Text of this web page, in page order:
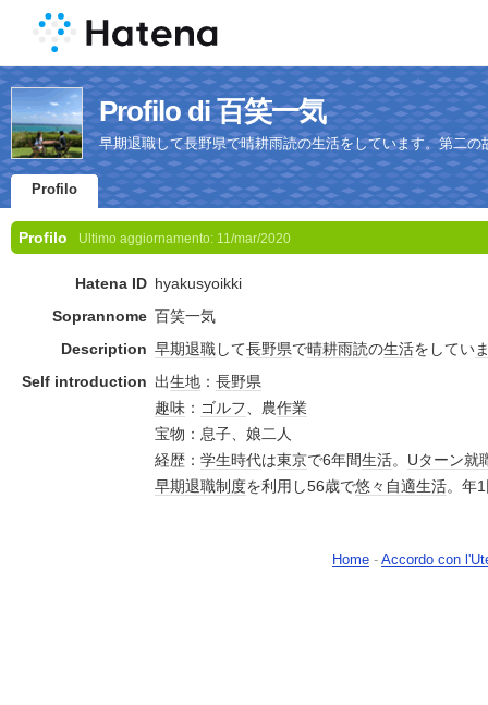
Profilo di 百笑一気
早期退職して長野県で晴耕雨読の生活をしています。第二の
Profilo
Profilo Ultimo aggiornamento: 11/mar/2020
Hatena ID hyakusyoikki
Soprannome 百笑一気
Description 早期退職して長野県で晴耕雨読の生活をしてい
Self introduction 出生地 ： 長野県
趣味 ： ゴルフ、農作業
宝物：息子、娘二人
経歴： 学生時代は東京で6年間生活。 Uターン就
早期退職制度を利用し56歳で悠々自適生活。年
Home - Accordo con